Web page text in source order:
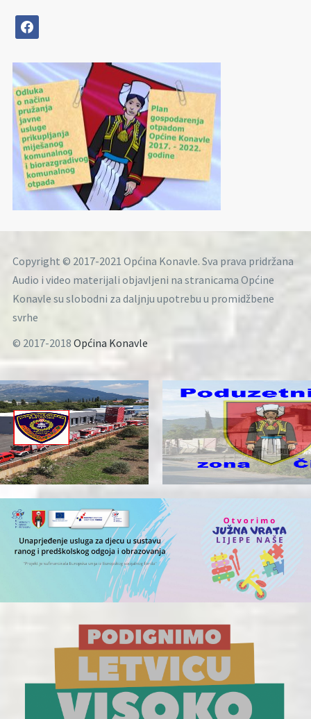
facebook
Copyright © 2017-2021 Općina Konavle. Sva prava pridržana
Audio i video materijali objavljeni na stranicama Općine
Konavle su slobodni za daljnju upotrebu u promidžbene
svrhe
© 2017-2018 Općina Konavle